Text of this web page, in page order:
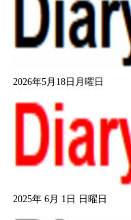
2026年5月18日月曜日
2025年 6月 1日 日曜日